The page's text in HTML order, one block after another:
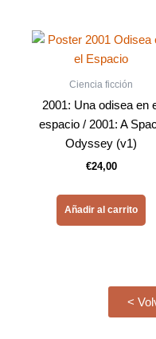
Ciencia ficción
2001: Una odisea en
espacio / 2001: A
Odyssey (v1)
€24,00
Añadir al carrito
<